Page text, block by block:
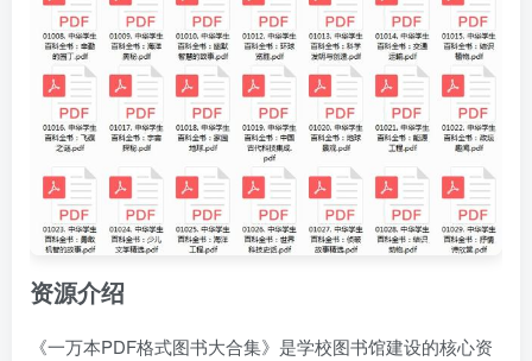
资源介绍
《一万本PDF格式图书大合集》是学校图书馆建设的核心资